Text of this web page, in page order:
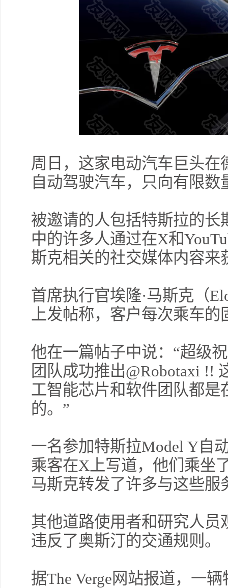
周日，这家电动汽车巨头
自动驾驶汽车，只向有限
被邀请的人包括特斯拉的
中的许多人通过在X和
斯克相关的社交媒体内容来
首席执行官埃隆·马斯克（
上发帖称，客户每次乘车的
他在一篇帖子中说：“超级
团队成功推出@Robotaxi !!
工智能芯片和软件团队都
的。”
一名参加特斯拉Model Y自
乘客在X上写道，他们乘坐
马斯克转发了许多与这些服
其他道路使用者和研究人
违反了奥斯汀的交通规则。
据The Verge网站报道，一